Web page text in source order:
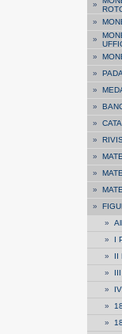
»
»
»
»
»
»
»
»
»
»
»
»
»
»
» I
» II
»
»
»
»